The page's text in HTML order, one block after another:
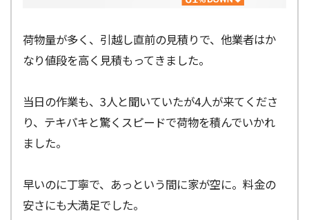
荷物量が多く、引越し直前の見積りで、他業者はか
なり値段を高く見積もってきました。
当日の作業も、3人と聞いていたが4人が来てくださ
り、テキパキと驚くスピードで荷物を積んでいかれ
ました。
早いのに丁寧で、あっという間に家が空に。料金の
安さにも大満足でした。